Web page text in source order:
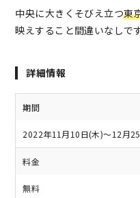
中央に大きくそびえ立つ東
映えすること間違いなしで
詳細情報
期間
2022年11月10日(木)〜12月
料金
無料